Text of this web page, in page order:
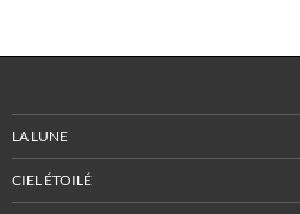
LA LUNE
CIEL ÉTOILÉ